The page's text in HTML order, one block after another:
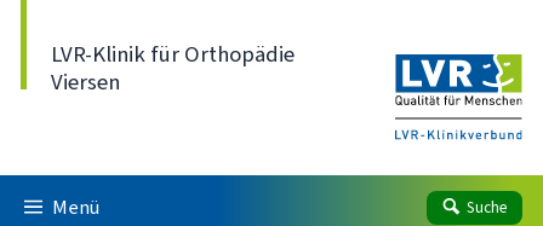
LVR-Klinik für Orthopädie
Viersen
Menü Suche